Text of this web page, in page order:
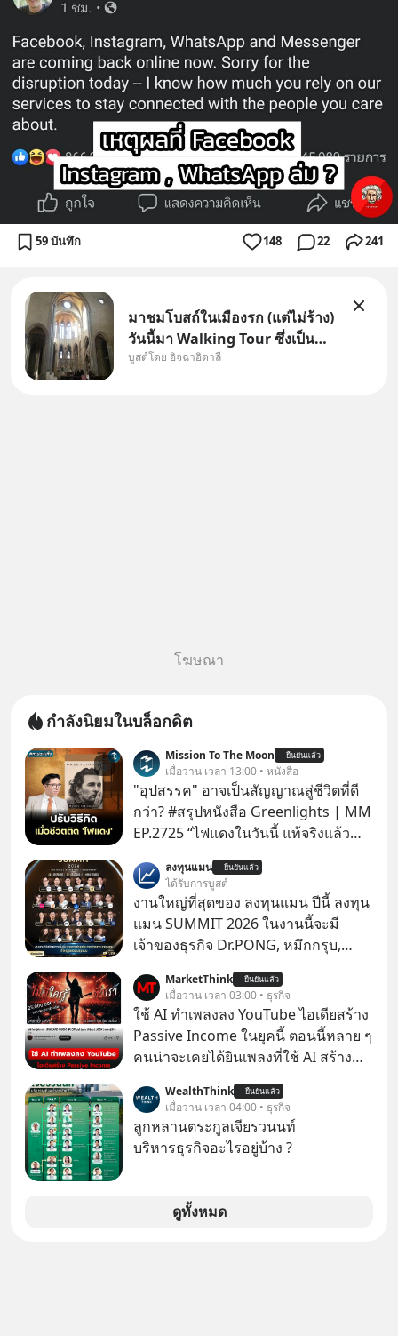
59 บันทึก 148 22 241
มาชมโบสถ์ในเมืองรก (แต่ไม่ร้าง)
วันนี้มา Walking Tour ซึ่งเป็น
กิจกรรมสุดแสนจะโปรดปรานของ
บูสต์โดย อิจฉาอิตาลี
โฆษณา
กำลังนิยมในบล็อกดิต
Mission To The Moon ยืนยันแล้ว
เมื่อวาน เวลา 13:00 • หนังสือ
"อุปสรรค" อาจเป็นสัญญาณสู่ชีวิตที่ดี
กว่า? #สรุปหนังสือ Greenlights | MM
EP.2725 “ไฟแดงในวันนี้ แท้จริงแล้ว
เปลี่ยนสี” McConaughey ดาราดาวรุ่ง
ในยุคหนึ่ง เคยปฏิเสธเงินค่าตัวหนังรอม
คอมที่สูงถึง 14.5 ล้านดอลลาร์ (หรือ
ราว 500 ล้านบาท) เพียงเพราะเขาไม่
อยากขังตัวเองไว้ในกล่องเดิมๆ ผลที่
ตามมาคือ โทรศัพท์ของเขากลายเป็น
ความเงียบสนิทนานถึง 14 เดือนเต็ม แต่
ความเงียบและ "ไฟแดง" ในวันนั้นกลับ
กลายเป็นการถอยหลังเพื่อตั้งหลัก จนส่ง
ให้เขาก้าวขึ้นไปยืนถือรางวัลออสการ์
ในบทบาทที่เปลี่ยนชีวิตเขาไปตลอดกาล
ใน MM EP. นี้ เราจะมาร่วมถอดรหัส
และปรับวิธีคิดกันว่า Greenlight (ไฟ
เขียว) จะสร้างมันขึ้นมาล่วงหน้าด้วย
สัญญาณเตือน และชะลอตัวอย่างมีสติ
ลงทุนแมน ยืนยันแล้ว
ได้รับการบูสต์
งานใหญ่ที่สุดของ ลงทุนแมน ปีนี้ ลงทุน
แมน SUMMIT 2026 ในงานนี้จะมี
เจ้าของธุรกิจ Dr.PONG, หมึกกรุบ,
Fastwork, MizuMi, KARMART, อิชิตัน
มาแชร์ความรู้การสร้างธุรกิจ
MarketThink ยืนยันแล้ว
เมื่อวาน เวลา 03:00 • ธุรกิจ
ใช้ AI ทำเพลงลง YouTube ไอเดียสร้าง
Passive Income ในยุคนี้ ตอนนี้หลาย ๆ
คนน่าจะเคยได้ยินเพลงที่ใช้ AI สร้าง
รู้ตัวเรา” จากช่องชื่อว่า UNHEARD
MUSIC ที่ตอนนี้มียอดรับชมกว่า 26
ล้านครั้งแล้ว
WealthThink ยืนยันแล้ว
เมื่อวาน เวลา 04:00 • ธุรกิจ
ลูกหลานตระกูลเจียรวนนท์
บริหารธุรกิจอะไรอยู่บ้าง ?
ดูทั้งหมด